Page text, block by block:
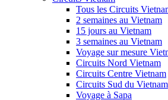
Tous les Circuits
2 semaines au Vietnam
15 jours au Vietnam
3 semaines au Vietnam
Voyage sur mesure
Circuits Nord Vietnam
Circuits Centre Vietnam
Circuits Sud du Vietnam
Voyage à Sapa